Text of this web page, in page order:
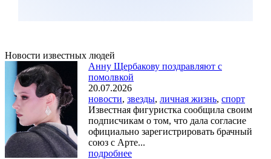
Новости известных людей
Анну Щербакову поздравляют с
помолвкой
20.07.2026
новости, звезды, личная жизнь, спорт
Известная фигуристка сообщила своим
подписчикам о том, что дала согласие
официально зарегистрировать брачный
союз с Арте...
подробнее